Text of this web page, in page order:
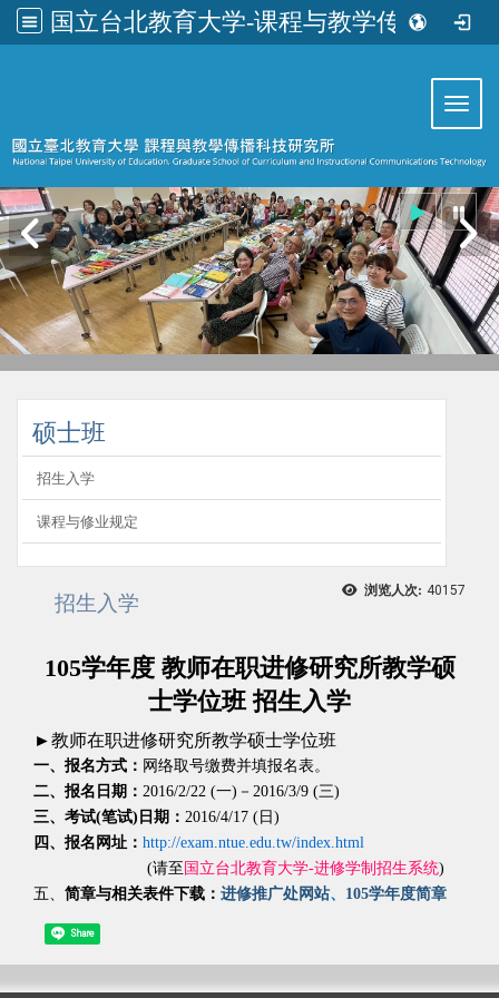
国立台北教育大学-课程与教学传播科技研究所
硕士班
招生入学
课程与修业规定
浏览人次: 40157
招生入学
105学年度 教师在职进修研究所教学硕
士学位班 招生入学
►教师在职进修研究所教学硕士学位班
一、报名方式： 网络取号缴费并填报名表。
二、报名日期： 2016/2/22 (一)－2016/3/9 (三)
三、考试(笔试)日期： 2016/4/17 (日)
四、报名网址： http://exam.ntue.edu.tw/index.html
(请至 国立台北教育大学-进修学制招生系统)
五、 简章与相关表件下载： 进修推广处网站、 105学年度简章
Share